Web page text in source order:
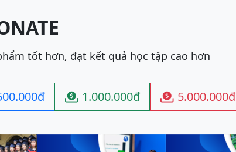
tốt hơn, đạt kết quả học tập cao hơn
 1.000.000đ  5.000.000đ